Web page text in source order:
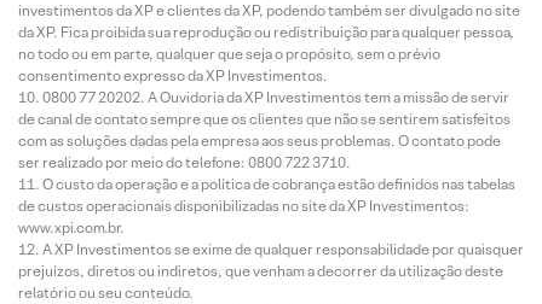
investimentos da XP e clientes da XP, podendo também ser divulgado no site
da XP. Fica proibida sua reprodução ou redistribuição para qualquer pessoa,
no todo ou em parte, qualquer que seja o propósito, sem o prévio
consentimento expresso da XP Investimentos.
0800 77 20202. A Ouvidoria da XP Investimentos tem a missão de servir
de canal de contato sempre que os clientes que não se sentirem satisfeitos
com as soluções dadas pela empresa aos seus problemas. O contato pode
ser realizado por meio do telefone: 0800 722 3710.
O custo da operação e a política de cobrança estão definidos nas tabelas
de custos operacionais disponibilizadas no site da XP Investimentos:
www.xpi.com.br.
A XP Investimentos se exime de qualquer responsabilidade por quaisquer
prejuízos, diretos ou indiretos, que venham a decorrer da utilização deste
relatório ou seu conteúdo.